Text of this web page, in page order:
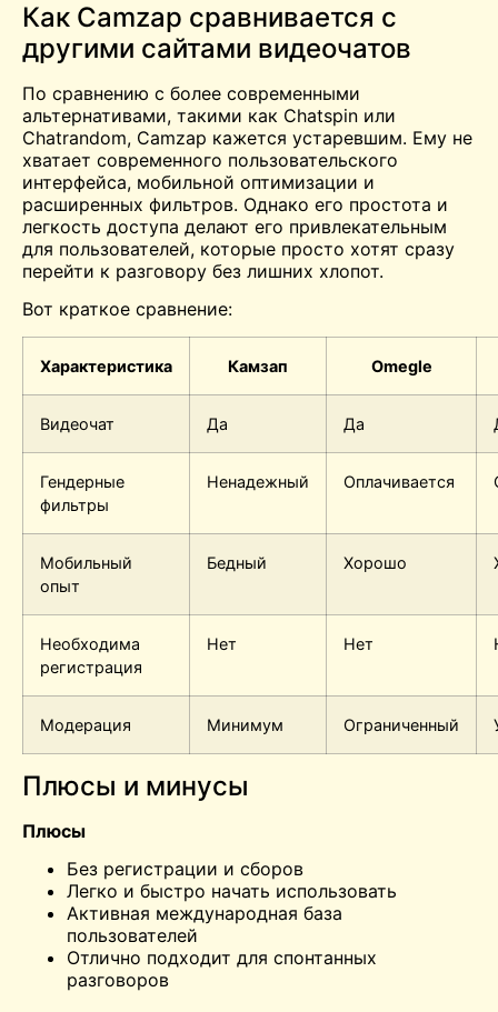
Как Camzap сравнивается с
другими сайтами видеочатов
По сравнению с более современными
альтернативами, такими как Chatspin или
Chatrandom, Camzap кажется устаревшим. Ему не
хватает современного пользовательского
интерфейса, мобильной оптимизации и
расширенных фильтров. Однако его простота и
легкость доступа делают его привлекательным
для пользователей, которые просто хотят сразу
перейти к разговору без лишних хлопот.
Вот краткое сравнение:
Характеристика Камзап Omegle
Видеочат Да Да
Гендерные
фильтры
Ненадежный Оплачивается
Мобильный
опыт
Бедный Хорошо
Необходима
регистрация
Нет Нет
Модерация Минимум Ограниченный
Плюсы и минусы
Плюсы
Без регистрации и сборов
Легко и быстро начать использовать
Активная международная база
пользователей
Отлично подходит для спонтанных
разговоров